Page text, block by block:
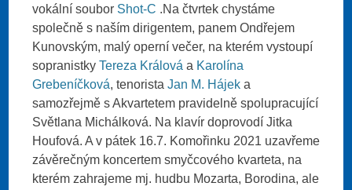
vokální soubor Shot-C .Na čtvrtek chystáme
společně s naším dirigentem, panem Ondřejem
Kunovským, malý operní večer, na kterém vystoupí
sopranistkyTereza Králová a Karolína
Grebeníčková, tenoristaJan M. Hájek a
samozřejmě s Akvartetem pravidelně spolupracující
Světlana Michálková. Na klavír doprovodí Jitka
Houfová. A v pátek 16.7. Komořinku 2021 uzavřeme
závěrečným koncertem smyčcového kvarteta, na
kterém zahrajeme mj. hudbu Mozarta, Borodina, ale